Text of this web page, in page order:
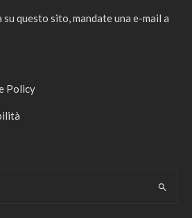
questo sito, mandate una e-mail a
Policy